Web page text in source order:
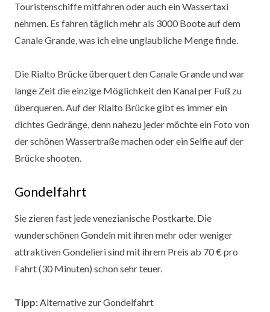
Touristenschiffe mitfahren oder auch ein Wassertaxi
nehmen. Es fahren täglich mehr als 3000 Boote auf dem
Canale Grande, was ich eine unglaubliche Menge finde.
Die Rialto Brücke überquert den Canale Grande und war
lange Zeit die einzige Möglichkeit den Kanal per Fuß zu
überqueren. Auf der Rialto Brücke gibt es immer ein
dichtes Gedränge, denn nahezu jeder möchte ein Foto von
der schönen Wassertraße machen oder ein Selfie auf der
Brücke shooten.
Gondelfahrt
Sie zieren fast jede venezianische Postkarte. Die
wunderschönen Gondeln mit ihren mehr oder weniger
attraktiven Gondelieri sind mit ihrem Preis ab 70 € pro
Fahrt (30 Minuten) schon sehr teuer.
Tipp:Alternative zur Gondelfahrt